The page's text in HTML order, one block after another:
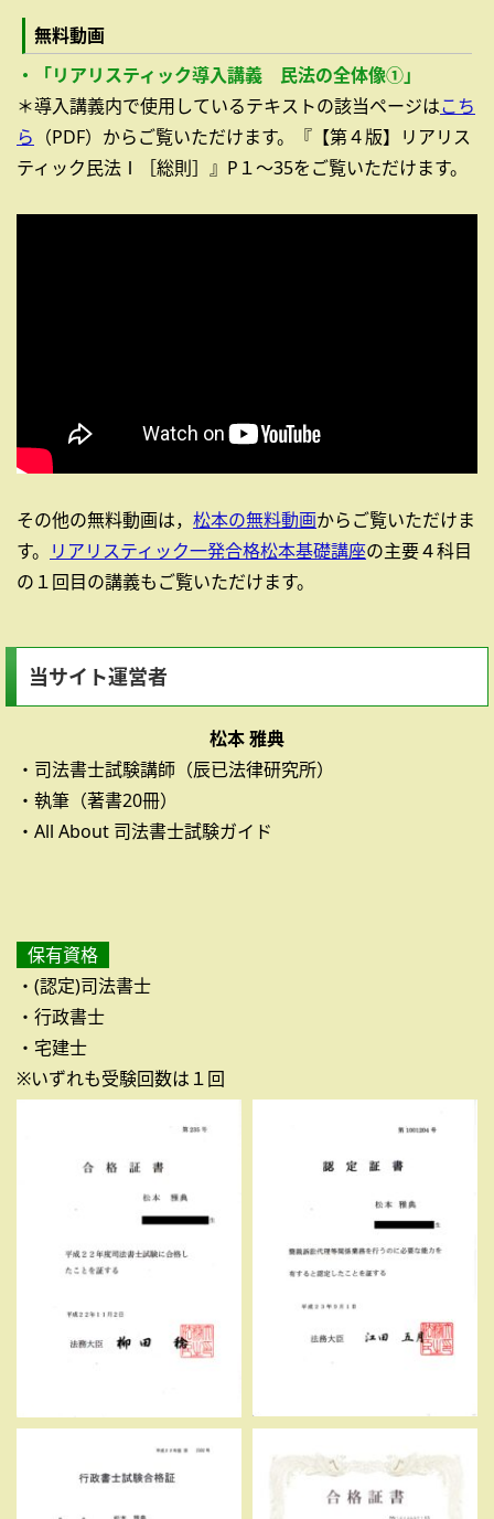
無料動画
・「リアリスティック導入講義 民法の全体像①」
＊導入講義内で使用しているテキストの該当ページはこち
ら （PDF）からご覧いただけます。『【第４版】リアリス
ティック民法Ⅰ［総則］』P１～35をご覧いただけます。
その他の無料動画は， 松本の無料動画からご覧いただけま
す。 リアリスティック一発合格松本基礎講座の主要４科目
の１回目の講義もご覧いただけます。
当サイト運営者
松本 雅典
・司法書士試験講師（辰已法律研究所）
・執筆（著書20冊）
・All About 司法書士試験ガイド
保有資格
・(認定)司法書士
・行政書士
・宅建士
※いずれも受験回数は１回